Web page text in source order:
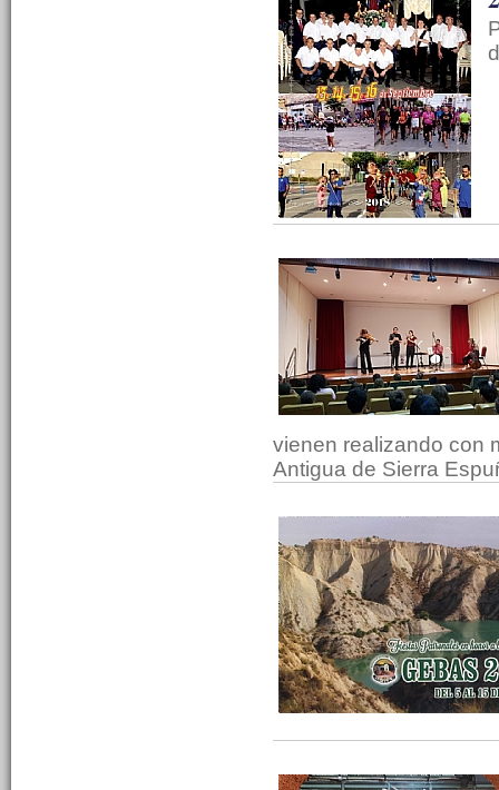
vienen realizando con
Antigua de Sierra